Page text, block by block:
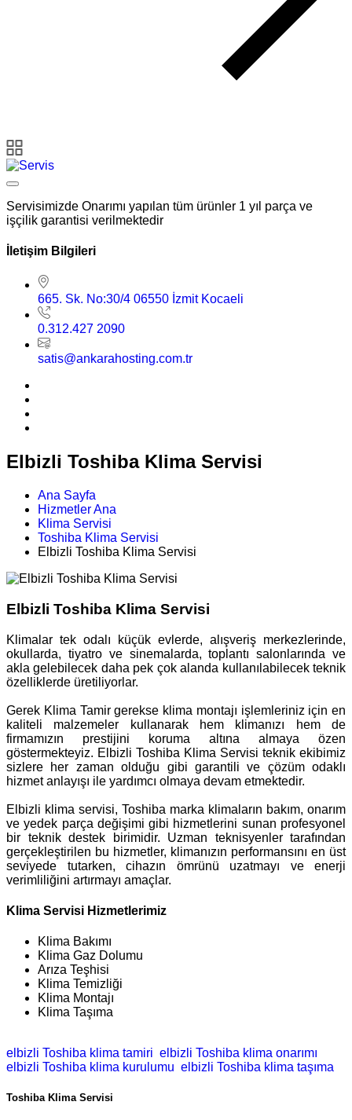
Servisimizde Onarımı yapılan tüm ürünler 1 yıl parça ve
işçilik garantisi verilmektedir
İletişim Bilgileri
665. Sk. No:30/4 06550 İzmit Kocaeli
0.312.427 2090
satis@ankarahosting.com.tr
Elbizli Toshiba Klima Servisi
Ana Sayfa
Hizmetler Ana
Klima Servisi
Toshiba Klima Servisi
Elbizli Toshiba Klima Servisi
Elbizli Toshiba Klima Servisi
Klimalar tek odalı küçük evlerde, alışveriş merkezlerinde,
okullarda, tiyatro ve sinemalarda, toplantı salonlarında ve
akla gelebilecek daha pek çok alanda kullanılabilecek teknik
özelliklerde üretiliyorlar.
Gerek Klima Tamir gerekse klima montajı işlemleriniz için en
kaliteli malzemeler kullanarak hem klimanızı hem de
firmamızın prestijini koruma altına almaya özen
göstermekteyiz. Elbizli Toshiba Klima Servisi teknik ekibimiz
sizlere her zaman olduğu gibi garantili ve çözüm odaklı
hizmet anlayışı ile yardımcı olmaya devam etmektedir.
Elbizli klima servisi, Toshiba marka klimaların bakım, onarım
ve yedek parça değişimi gibi hizmetlerini sunan profesyonel
bir teknik destek birimidir. Uzman teknisyenler tarafından
gerçekleştirilen bu hizmetler, klimanızın performansını en üst
seviyede tutarken, cihazın ömrünü uzatmayı ve enerji
verimliliğini artırmayı amaçlar.
Klima Servisi Hizmetlerimiz
Klima Bakımı
Klima Gaz Dolumu
Arıza Teşhisi
Klima Temizliği
Klima Montajı
Klima Taşıma
elbizli Toshiba klima tamiri elbizli Toshiba klima onarımı
elbizli Toshiba klima kurulumu elbizli Toshiba klima taşıma
Toshiba Klima Servisi